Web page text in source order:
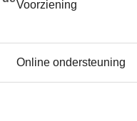
Voorziening
Online ondersteuning